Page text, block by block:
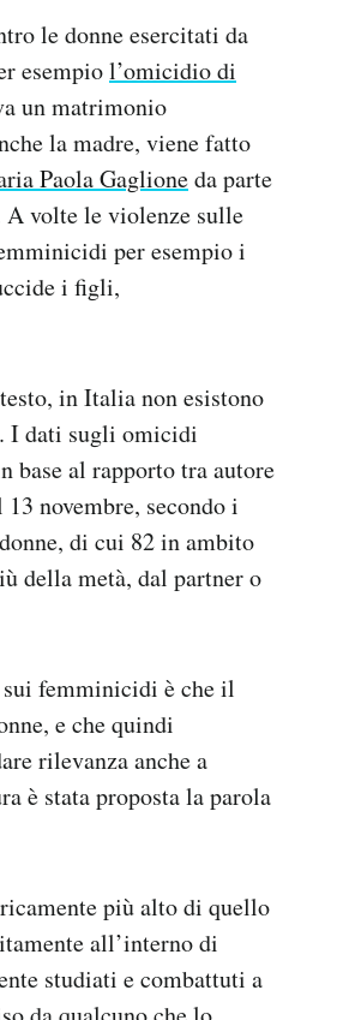
le donne esercitati da
esempiol’omicidio di
un matrimonio
la madre, viene fatto
Paola Gaglioneda parte
A volte le violenze sulle
per esempio i
i figli,
in Italia non esistono
I dati sugli omicidi
base al rapporto tra autore
novembre, secondo i
di cui 82 in ambito
della metà, dal partner o
sui femminicidi è che il
e che quindi
rilevanza anche a
è stata proposta la parola
più alto di quello
all’interno di
studiati e combattuti a